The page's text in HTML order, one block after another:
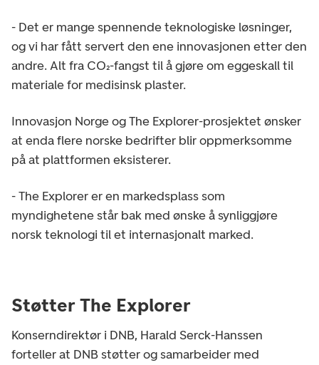
- Det er mange spennende teknologiske løsninger,
og vi har fått servert den ene innovasjonen etter den
andre. Alt fra CO₂-fangst til å gjøre om eggeskall til
materiale for medisinsk plaster.
Innovasjon Norge og The Explorer-prosjektet ønsker
at enda flere norske bedrifter blir oppmerksomme
på at plattformen eksisterer.
- The Explorer er en markedsplass som
myndighetene står bak med ønske å synliggjøre
norsk teknologi til et internasjonalt marked.
Støtter The Explorer
Konserndirektør i DNB, Harald Serck-Hanssen
forteller at DNB støtter og samarbeider med